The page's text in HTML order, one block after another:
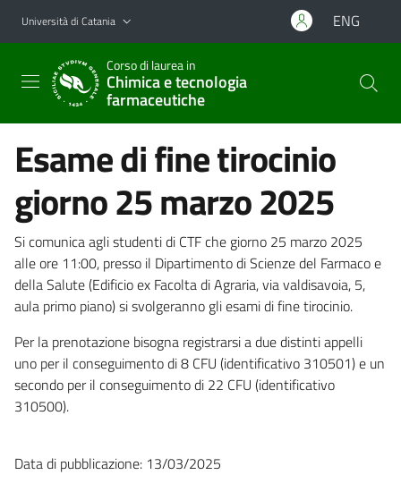
Vai al contenuto principale
Vai al menu di navigazione
Università di Catania ENG
Corso di laurea in
Chimica e tecnologia
farmaceutiche
Esame di fine tirocinio
giorno 25 marzo 2025
Si comunica agli studenti di CTF che giorno 25 marzo 2025
alle ore 11:00, presso il Dipartimento di Scienze del Farmaco e
della Salute (Edificio ex Facolta di Agraria, via valdisavoia, 5,
aula primo piano) si svolgeranno gli esami di fine tirocinio.
Per la prenotazione bisogna registrarsi a due distinti appelli
uno per il conseguimento di 8 CFU (identificativo 310501) e un
secondo per il conseguimento di 22 CFU (identificativo
310500).
Data di pubblicazione: 13/03/2025